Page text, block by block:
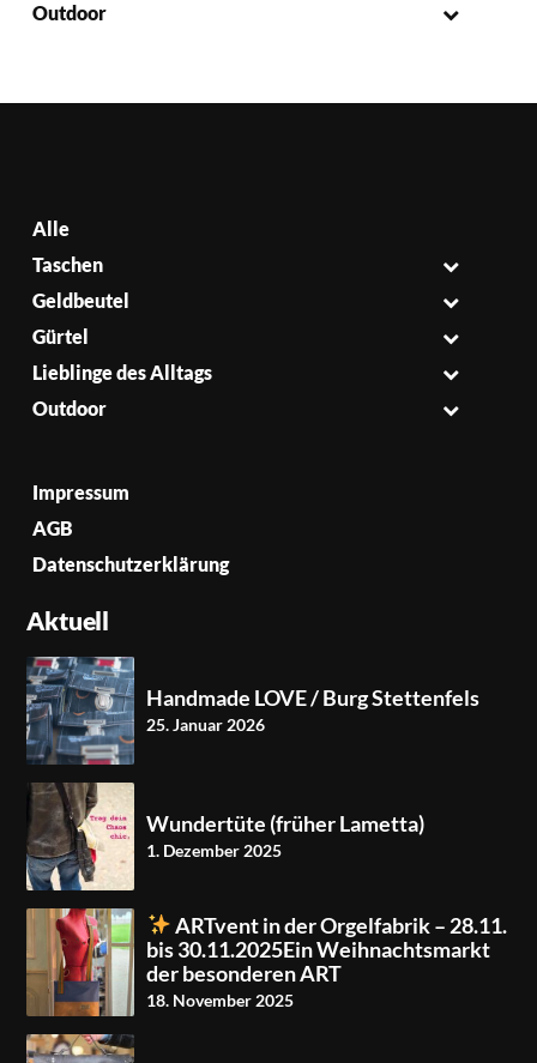
Outdoor
Alle
Taschen
Geldbeutel
Gürtel
Lieblinge des Alltags
Outdoor
Impressum
AGB
Datenschutzerklärung
Aktuell
Handmade LOVE / Burg Stettenfels
25. Januar 2026
Wundertüte (früher Lametta)
1. Dezember 2025
ARTvent in der Orgelfabrik – 28.11.
bis 30.11.2025Ein Weihnachtsmarkt
der besonderen ART
18. November 2025